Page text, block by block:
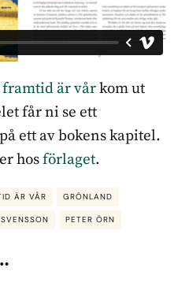
är vårkom ut
får ni se ett
ett av bokens kapitel.
hosförlaget.
ÄR VÅR GRÖNLAND
PETER ÖRN